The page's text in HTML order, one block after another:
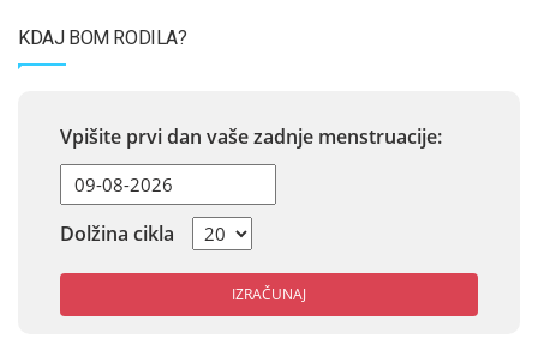
KDAJ BOM RODILA?
Vpišite prvi dan vaše zadnje menstruacije:
Dolžina cikla
IZRAČUNAJ